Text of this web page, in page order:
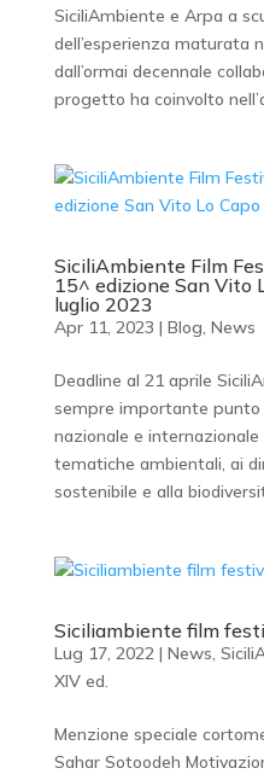
SiciliAmbiente e Arpa a
dell’esperienza maturata
dall’ormai decennale
progetto ha coinvolto
SiciliAmbiente Film
15^ edizione San Vito
luglio 2023
Apr 11, 2023 | Blog, News
Deadline al 21 aprile
sempre importante punto
nazionale e
tematiche ambientali, ai
sostenibile e alla
Siciliambiente film
Lug 17, 2022| News,
XIV ed.
Menzione speciale
Sahar Sotoodeh